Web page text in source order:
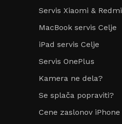
Servis Xiaomi & Redmi
MacBook servis Celje
iPad servis Celje
Servis OnePlus
Kamera ne dela?
Se splača popraviti?
Cene zaslonov iPhone